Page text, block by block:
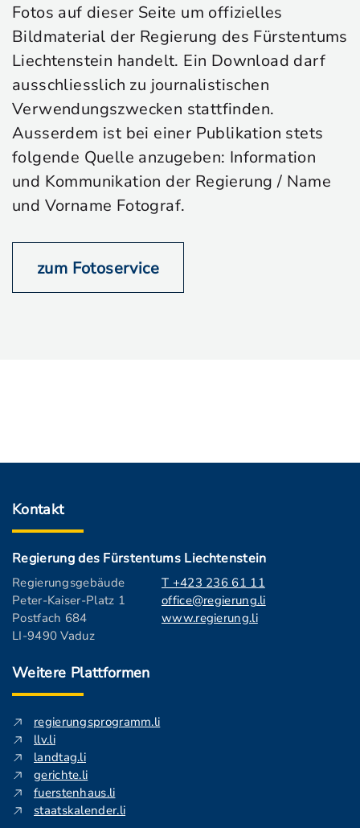
Fotos auf dieser Seite um offizielles
Bildmaterial der Regierung des Fürstentums
Liechtenstein handelt. Ein Download darf
ausschliesslich zu journalistischen
Verwendungszwecken stattfinden.
Ausserdem ist bei einer Publikation stets
folgende Quelle anzugeben: Information
und Kommunikation der Regierung / Name
und Vorname Fotograf.
zum Fotoservice
Kontakt
Regierung des Fürstentums Liechtenstein
Regierungsgebäude
Peter-Kaiser-Platz 1
Postfach 684
LI-9490 Vaduz
T +423 236 61 11
office@regierung.li
www.regierung.li
Weitere Plattformen
regierungsprogramm.li
llv.li
landtag.li
gerichte.li
fuerstenhaus.li
staatskalender.li